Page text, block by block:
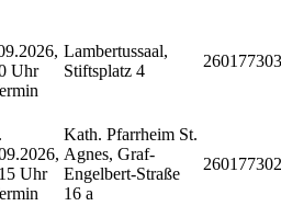
Uhr
Lambertussaal,
Stiftsplatz 4
Uhr
Kath. Pfarrheim St.
Agnes, Graf-
Engelbert-Straße
16 a